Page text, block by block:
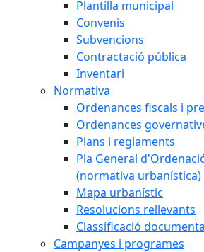
Plantilla municipal
Convenis
Subvencions
Contractació pública
Inventari
Normativa
Ordenances fiscals i
Ordenances
Plans i reglaments
Pla General
(normativa urbanística)
Mapa urbanístic
Resolucions rellevants
Classificació
Campanyes i programes